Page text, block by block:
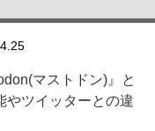
マストドン)』と
やツイッターとの違